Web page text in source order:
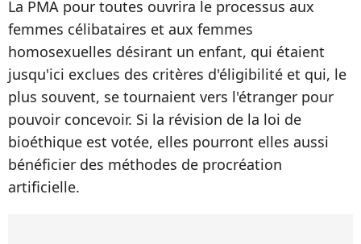
La PMA pour toutes ouvrira le processus aux
femmes célibataires et aux femmes
homosexuelles désirant un enfant, qui étaient
jusqu'ici exclues des critères d'éligibilité et qui, le
plus souvent, se tournaient vers l'étranger pour
pouvoir concevoir. Si la révision de la loi de
bioéthique est votée, elles pourront elles aussi
bénéficier des méthodes de procréation
artificielle.